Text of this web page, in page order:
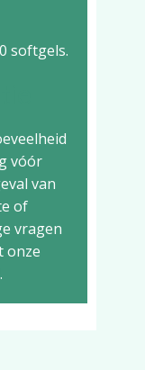
softgels.
vóór
van
of
vragen
onze